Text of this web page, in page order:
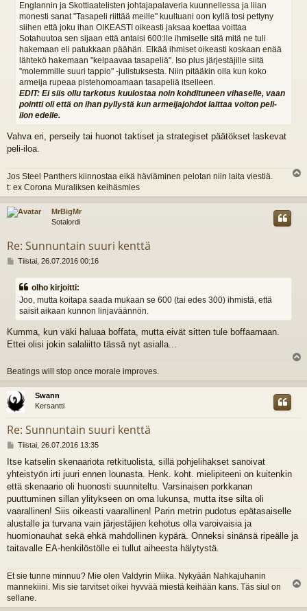
Englannin ja Skottiaatelisten johtajapalaveria kuunnellessa ja liian
monesti sanat "Tasapeli riittää meille" kuultuani oon kyllä tosi pettyny
siihen että joku ihan OIKEASTI oikeasti jaksaa koettaa voittaa
Sotahuutoa sen sijaan että antaisi 600:lle ihmiselle sitä mitä ne tuli
hakemaan eli patukkaan päähän. Elkää ihmiset oikeasti koskaan enää
lähtekö hakemaan "kelpaavaa tasapeliä". Iso plus järjestäjille siitä
"molemmille suuri tappio" -julistuksesta. Niin pitääkin olla kun koko
armeija rupeaa pistehomoamaan tasapeliä itselleen.
EDIT: Ei siis ollu tarkotus kuulostaa noin kohdituneen vihaselle, vaan
pointti oli että on ihan pyllystä kun armeijajohdot laittaa voiton peli-
ilon edelle.
Vahva eri, perseily tai huonot taktiset ja strategiset päätökset laskevat
peli-iloa.
Jos Steel Panthers kiinnostaa eikä häviäminen pelotan niin laita viestiä.
t: ex Corona Muraliksen keihäsmies
ö
MrBigMr
Sotalordi
Re: Sunnuntain suuri kenttä
V
e
Tiistai, 26.07.2016 00:16
olho kirjoitti:
Joo, mutta koitapa saada mukaan se 600 (tai edes 300) ihmistä, että
saisit aikaan kunnon linjaväännön.
Kumma, kun väki haluaa boffata, mutta eivät sitten tule boffaamaan.
Ettei olisi jokin salaliitto tässä nyt asialla...
Beatings will stop once morale improves.
s
Swann
Kersantti
Re: Sunnuntain suuri kenttä
V
e
s
t
i
Tiistai, 26.07.2016 13:35
Itse katselin skenaariota retkituolista, sillä pohjelihakset sanoivat
yhteistyön irti juuri ennen lounasta. Henk. koht. mielipiteeni on kuitenkin
että skenaario oli huonosti suunniteltu. Varsinaisen porkkanan
puuttuminen sillan ylitykseen on oma lukunsa, mutta itse silta oli
vaarallinen! Siis oikeasti vaarallinen! Parin metrin pudotus epätasaiselle
alustalle ja turvana vain järjestäjien kehotus olla varoivaisia ja
huomionauhat sekä ehkä mahdollinen kypärä. Onneksi sinänsä ripeälle ja
taitavalle EA-henkilöstölle ei tullut aiheesta hälytystä.
Et sie tunne minnuu? Mie olen Valdyrin Miika. Nykyään Nahkajuhanin
mannekiini. Mis sie tarvitset oikei hyvvää miestä keihään kans. Täs siul on
sellane.
ö